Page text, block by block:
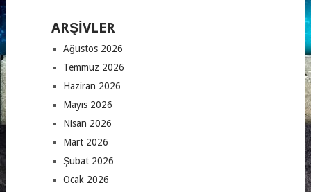
ARŞIVLER
Ağustos 2026
Temmuz 2026
Haziran 2026
Mayıs 2026
Nisan 2026
Mart 2026
Şubat 2026
Ocak 2026